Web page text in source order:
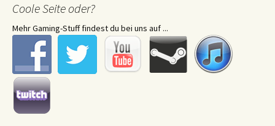
Coole Seite oder?
Mehr Gaming-Stuff findest du bei uns auf ...